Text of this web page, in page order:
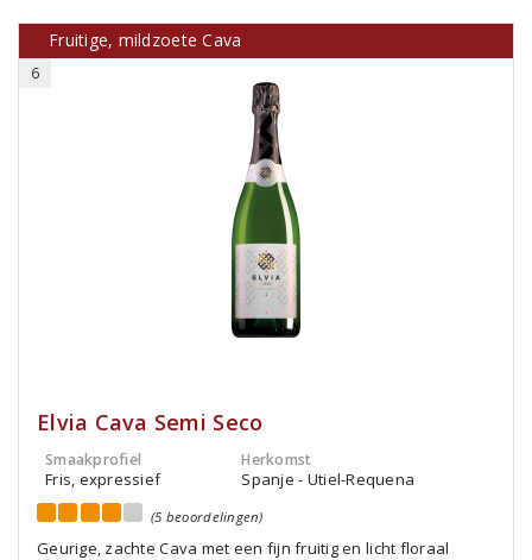
Fruitige, mildzoete Cava
6
Elvia Cava Semi Seco
Smaakprofiel
Fris, expressief
Herkomst
Spanje - Utiel-Requena
(5 beoordelingen)
Geurige, zachte Cava met een fijn fruitig en licht floraal